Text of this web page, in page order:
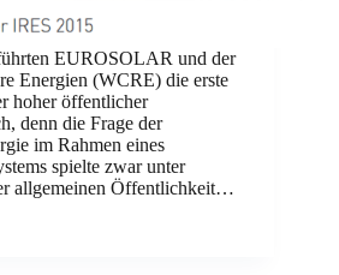
EUROSOLAR und der
Energien (WCRE) die erste
hoher öffentlicher
denn die Frage der
im Rahmen eines
spielte zwar unter
allgemeinen Öffentlichkeit…